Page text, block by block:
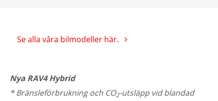
Se alla våra bilmodeller här.
Nya RAV4 Hybrid
* Bränsleförbrukning och CO2-utsläpp vid blandad